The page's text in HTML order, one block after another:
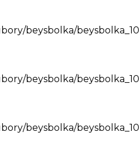
beysbolka/
beysbolka/
beysbolka/